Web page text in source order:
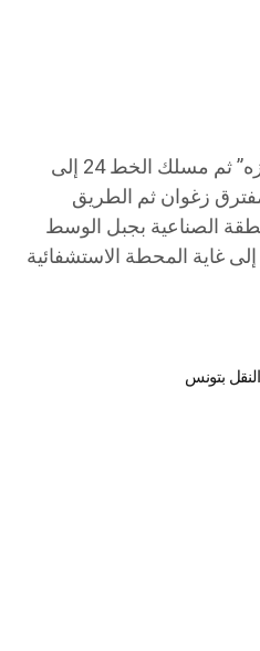
محطة الترابط “المنتزه” ثم مسلك الخط 24 إلى
زغوان ثم الطريق
رقم 3 فالمنطقة الصناعية بجبل الوسط
غاية المحطة الاستشفائية
بتونس